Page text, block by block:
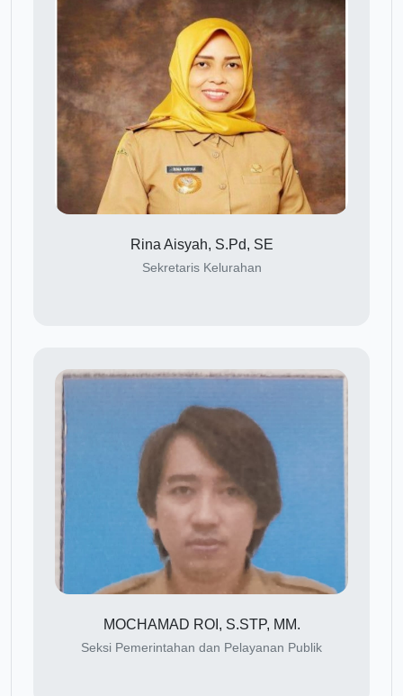
Rina Aisyah, S.Pd, SE
Sekretaris Kelurahan
MOCHAMAD ROI, S.STP, MM.
Seksi Pemerintahan dan Pelayanan Publik